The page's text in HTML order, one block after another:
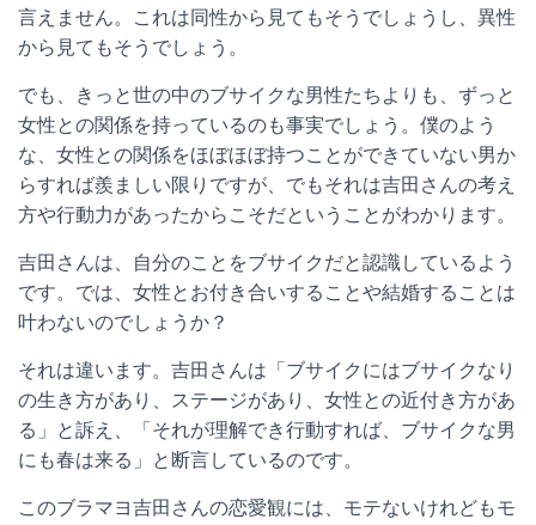
言えません。これは同性から見てもそうでしょうし、異性
から見てもそうでしょう。
でも、きっと世の中のブサイクな男性たちよりも、ずっと
女性との関係を持っているのも事実でしょう。僕のよう
な、女性との関係をほぼほぼ持つことができていない男か
らすれば羨ましい限りですが、でもそれは吉田さんの考え
方や行動力があったからこそだということがわかります。
吉田さんは、自分のことをブサイクだと認識しているよう
です。では、女性とお付き合いすることや結婚することは
叶わないのでしょうか？
それは違います。吉田さんは「ブサイクにはブサイクなり
の生き方があり、ステージがあり、女性との近付き方があ
る」と訴え、「それが理解でき行動すれば、ブサイクな男
にも春は来る」と断言しているのです。
このブラマヨ吉田さんの恋愛観には、モテないけれどもモ